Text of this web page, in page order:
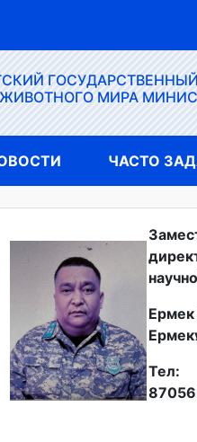
ГОСУДАРСТВЕННЫЙ
МИРА
ЧАСТО
Тел: